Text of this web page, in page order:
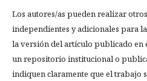
Los autores/as pueden realizar
independientes y adicionales para
la versión del artículo publicado en
un repositorio institucional o
indiquen claramente que el trabajo